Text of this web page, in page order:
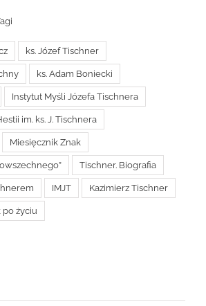
ks. Józef Tischner
ks. Adam Boniecki
Instytut Myśli Józefa Tischnera
im. ks. J. Tischnera
Miesięcznik Znak
Tischner. Biografia
IMJT Kazimierz Tischner
życiu